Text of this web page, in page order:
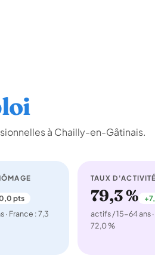
à Chailly-en-Gâtinais.
pts
· France : 7,3
TAUX D'ACTIVITÉ
79,3 %
actifs / 15-64 ans
72,0 %